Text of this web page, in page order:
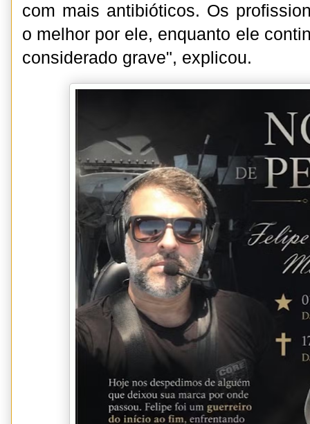
com mais antibióticos. Os
o melhor por ele, enquanto ele
considerado grave", explicou.